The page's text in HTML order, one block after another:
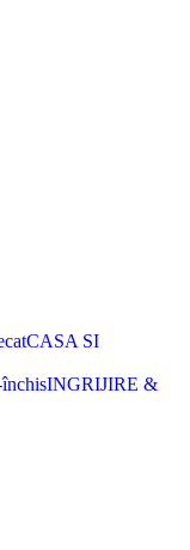
CASA SI
INGRIJIRE &